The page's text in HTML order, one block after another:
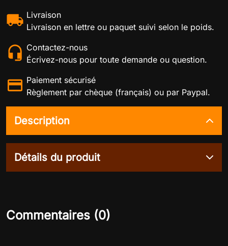
Livraison
Livraison en lettre ou paquet suivi selon le poids.
Contactez-nous
Écrivez-nous pour toute demande ou question.
Paiement sécurisé
Règlement par chèque (français) ou par Paypal.
Description
Détails du produit
Commentaires (0)